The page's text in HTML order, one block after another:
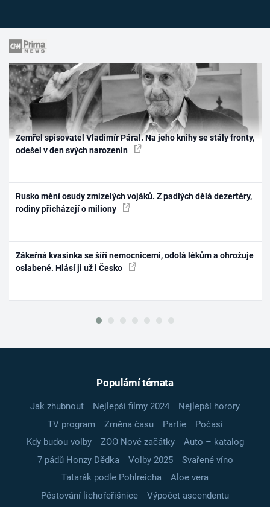
Zemřel spisovatel Vladimír Páral. Na jeho knihy se stály fronty,
odešel v den svých narozenin
Rusko mění osudy zmizelých vojáků. Z padlých dělá dezertéry,
rodiny přicházejí o miliony
Zákeřná kvasinka se šíří nemocnicemi, odolá lékům a ohrožuje
oslabené. Hlásí ji už i Česko
Populární témata
Jak zhubnout Nejlepší filmy 2024
Nejlepší horory
TV program
Změna času Partie
Počasí
Kdy budou volby
ZOO Nové začátky
Auto – katalog
7 pádů Honzy Dědka
Volby 2025
Svařené víno
Tatarák podle Pohlreicha
Aloe vera
Pěstování lichořeřišnice
Výpočet ascendentu